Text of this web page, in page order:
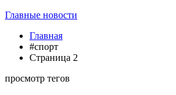
Главные новости
Главная
#спорт
Страница 2
просмотр тегов